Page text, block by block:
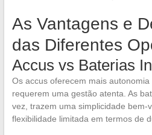
As Vantagens e
das Diferentes
Accus vs Baterias
Os accus oferecem mais
requerem uma gestão atenta. As
vez, trazem uma simplicidade bem-
flexibilidade limitada em termos de